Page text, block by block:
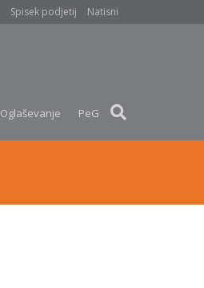
Spisek podjetij Natisni
Oglaševanje PeG